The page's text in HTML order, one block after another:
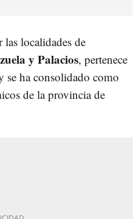
localidades de
y Palacios, pertenece
ha consolidado como
de la provincia de